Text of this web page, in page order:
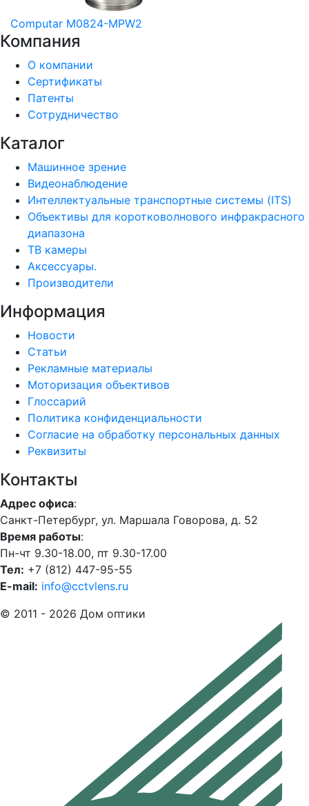
Computar M0824-MPW2
Компания
О компании
Сертификаты
Патенты
Сотрудничество
Каталог
Машинное зрение
Видеонаблюдение
Интеллектуальные транспортные системы (ITS)
Объективы для коротковолнового инфракрасного
диапазона
ТВ камеры
Аксессуары.
Производители
Информация
Новости
Статьи
Рекламные материалы
Моторизация объективов
Глоссарий
Политика конфиденциальности
Согласие на обработку персональных данных
Реквизиты
Контакты
Адрес офиса:
Санкт-Петербург, ул. Маршала Говорова, д. 52
Время работы:
Пн-чт 9.30-18.00, пт 9.30-17.00
Тел: +7 (812) 447-95-55
E-mail: info@cctvlens.ru
© 2011 - 2026 Дом оптики